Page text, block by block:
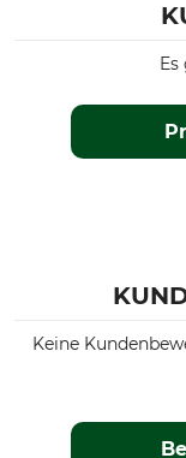
Keine